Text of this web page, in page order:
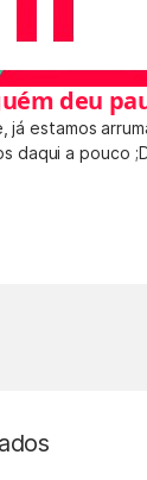
deu
já estamos
daqui a pouco